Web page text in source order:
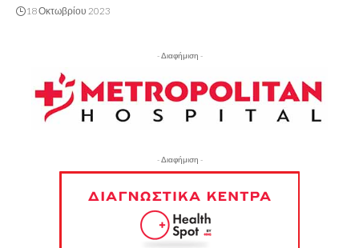
18 Οκτωβρίου 2023
- Διαφήμιση -
- Διαφήμιση -